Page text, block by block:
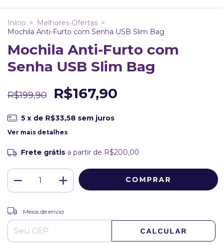
Início > Melhores-Ofertas >
Mochila Anti-Furto com Senha USB Slim Bag
Mochila Anti-Furto com
Senha USB Slim Bag
R$199,90 R$167,90
5 x de R$33,58 sem juros
Ver mais detalhes
Frete grátis a partir de R$200,00
Entregas para o CEP:
Meios de envio
CALCULAR